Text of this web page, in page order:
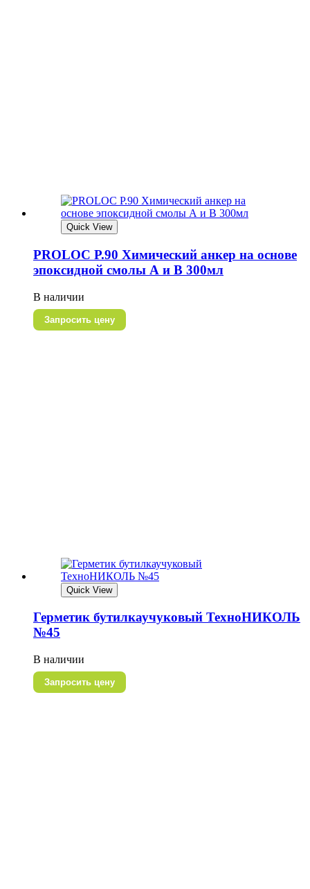
Quick View
PROLOC P.90 Химический анкер на основе
эпоксидной смолы А и В 300мл
В наличии
Запросить цену
Quick View
Герметик бутилкаучуковый ТехноНИКОЛЬ
№45
В наличии
Запросить цену